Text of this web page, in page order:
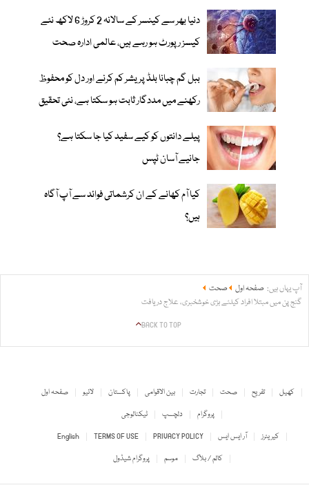
دنیا بھر سے کینسر کے سالانہ 2 کروڑ 6 لاکھ نئے
کیسز رپورٹ ہو رہے ہیں، عالمی ادارہ صحت
ببل گم چبانا بلڈ پریشر کم کرنے اور دل کو محفوظ
رکھنے میں مددگار ثابت ہو سکتا ہے، نئی تحقیق
پیلے دانتوں کو کیے سفید کیا جا سکتا ہے؟
جانیے آسان ٹپس
کیا آم کھانے کے ان کرشماتی فوائد سے آپ آگاہ
ہیں؟
آپ یہاں ہیں: صفحہ اول
صحت
گنج پن میں مبتلا افراد کیلئے بڑی خوشخبری، علاج دریافت
BACK TO TOP
صفحہ اول لائیو پاکستان بین الاقوامی تجارت صحت تفریح
کھیل
ٹیکنالوجی
دلچسپ
پروگرام
English
TERMS OF USE PRIVACY POLICY آر ایس ایس
کیریئرز
پروگرام شیڈول
موسم کالم / بلاگ